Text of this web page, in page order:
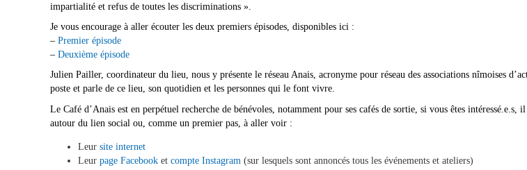
impartialité et refus de toutes les discriminations ».
Je vous encourage à aller écouter les deux premiers épisodes, disponibles ici :
– Premier épisode
– Deuxième épisode
Julien Pailler, coordinateur du lieu, nous y présente le réseau Anais, acronyme pour réseau des associations nîmoises
poste et parle de ce lieu, son quotidien et les personnes qui le font vivre.
Le Café d’Anais est en perpétuel recherche de bénévoles, notamment pour ses cafés de sortie, si vous êtes
autour du lien social ou, comme un premier pas, à aller voir :
Leur site internet
Leur page Facebook et compte Instagram (sur lesquels sont annoncés tous les événements et ateliers)